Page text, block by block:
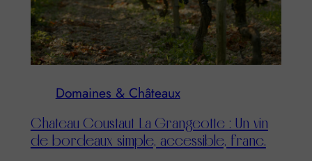
Domaines & Châteaux
Chateau Coustaut La Grangeotte : Un vin
de bordeaux simple, accessible, franc.